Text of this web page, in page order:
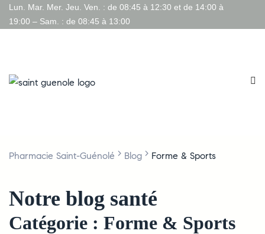
Lun. Mar. Mer. Jeu. Ven. : de 08:45 à 12:30 et de 14:00 à
19:00 – Sam. : de 08:45 à 13:00
Pharmacie Saint-Guénolé > Blog > Forme & Sports
Notre blog santé
Catégorie : Forme & Sports